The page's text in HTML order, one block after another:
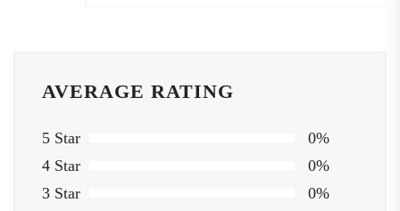
AVERAGE RATING
5 Star
0%
4 Star
0%
3 Star
0%